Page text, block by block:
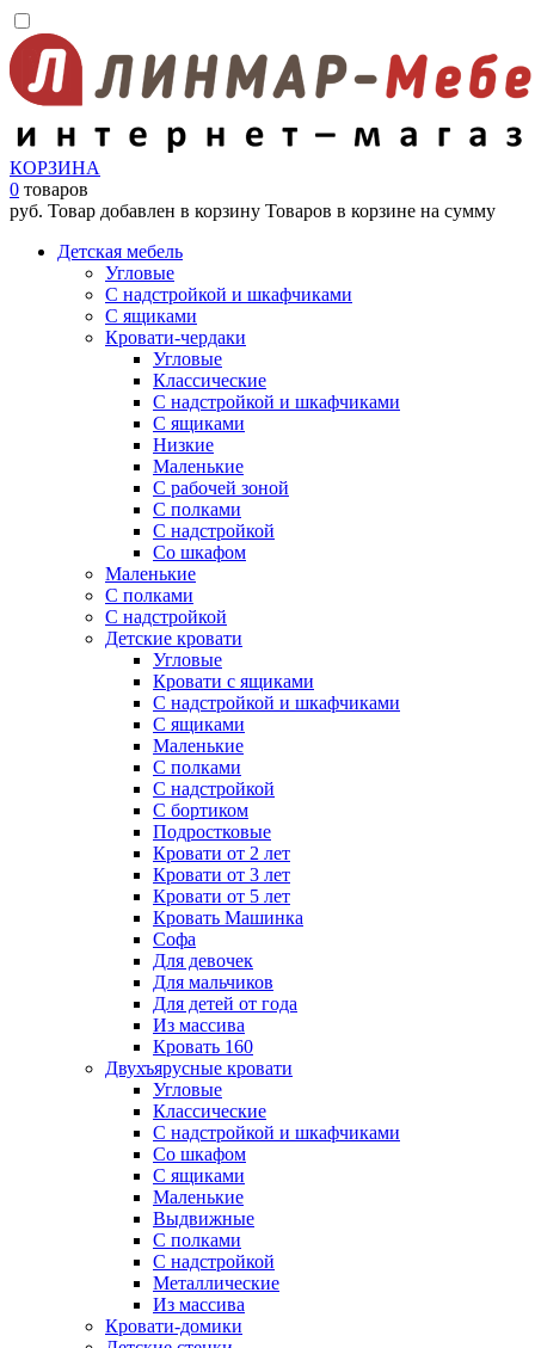
КОРЗИНА
0 товаров
руб. Товар добавлен в корзину Товаров в корзине на сумму
Детская мебель
Угловые
С надстройкой и шкафчиками
С ящиками
Кровати-чердаки
Угловые
Классические
С надстройкой и шкафчиками
С ящиками
Низкие
Маленькие
С рабочей зоной
С полками
С надстройкой
Со шкафом
Маленькие
С полками
С надстройкой
Детские кровати
Угловые
Кровати с ящиками
С надстройкой и шкафчиками
С ящиками
Маленькие
С полками
С надстройкой
С бортиком
Подростковые
Кровати от 2 лет
Кровати от 3 лет
Кровати от 5 лет
Кровать Машинка
Софа
Для девочек
Для мальчиков
Для детей от года
Из массива
Кровать 160
Двухъярусные кровати
Угловые
Классические
С надстройкой и шкафчиками
Со шкафом
С ящиками
Маленькие
Выдвижные
С полками
С надстройкой
Металлические
Из массива
Кровати-домики